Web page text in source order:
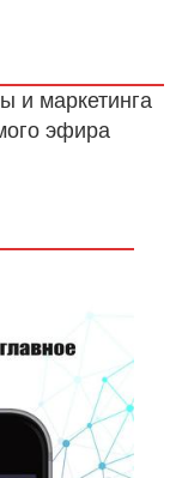
и маркетинга
эфира